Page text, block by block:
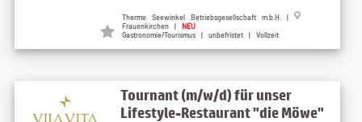
Therme Seewinkel Betriebsgesellschaft m.b.H. |
Frauenkirchen | NEU
Gastronomie/Tourismus | unbefristet | Vollzeit
Tournant (m/w/d) für unser
Lifestyle-Restaurant "die Möwe"